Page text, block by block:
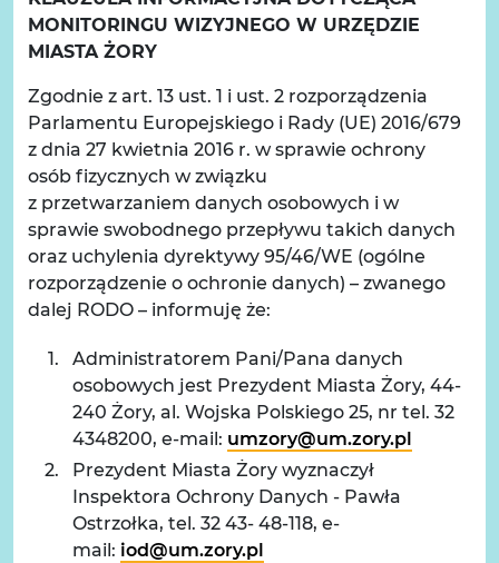
MONITORINGU WIZYJNEGO W URZĘDZIE
MIASTA ŻORY
Zgodnie z art. 13 ust. 1 i ust. 2 rozporządzenia
Parlamentu Europejskiego i Rady (UE) 2016/679
z dnia 27 kwietnia 2016 r. w sprawie ochrony
osób fizycznych w związku
z przetwarzaniem danych osobowych i w
sprawie swobodnego przepływu takich danych
oraz uchylenia dyrektywy 95/46/WE (ogólne
rozporządzenie o ochronie danych) – zwanego
dalej RODO – informuję że:
Administratorem Pani/Pana danych
osobowych jest Prezydent Miasta Żory, 44-
240 Żory, al. Wojska Polskiego 25, nr tel. 32
4348200, e-mail: umzory@um.zory.pl
Prezydent Miasta Żory wyznaczył
Inspektora Ochrony Danych - Pawła
Ostrzołka, tel. 32 43- 48-118, e-
mail: iod@um.zory.pl